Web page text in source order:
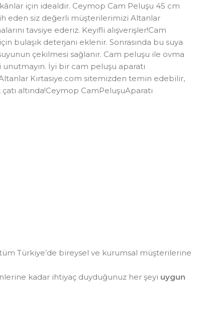
için idealdir. Ceymop Cam Peluşu 45 cm
eden siz değerli müşterilerimizi Altanlar
tavsiye ederiz. Keyifli alışverişler!Cam
bulaşık deterjanı eklenir. Sonrasında bu suya
çekilmesi sağlanır. Cam peluşu ile ovma
İyi bir cam peluşu aparatı
Kırtasiye.com sitemizden temin edebilir,
altında!Ceymop CamPeluşuAparatı
Türkiye’de bireysel ve kurumsal müşterilerine
kadar ihtiyaç duyduğunuz her şeyi uygun